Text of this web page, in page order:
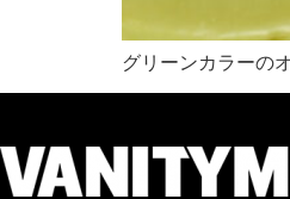
グリーンカラーの